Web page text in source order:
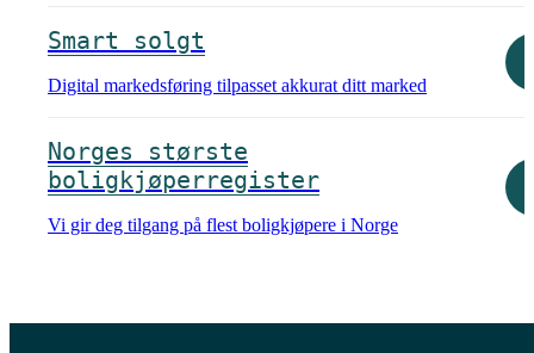
Smart solgt
Digital markedsføring tilpasset akkurat ditt marked
Norges største
boligkjøperregister
Vi gir deg tilgang på flest boligkjøpere i Norge